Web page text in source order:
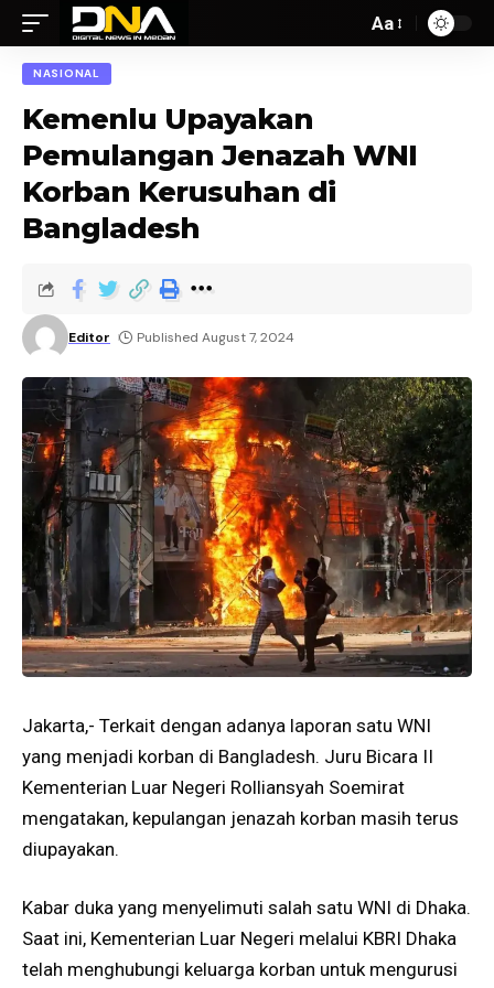
Aa
NASIONAL
Kemenlu Upayakan
Pemulangan Jenazah WNI
Korban Kerusuhan di
Bangladesh
Editor Published August 7, 2024
Jakarta,- Terkait dengan adanya laporan satu WNI
yang menjadi korban di Bangladesh. Juru Bicara II
Kementerian Luar Negeri Rolliansyah Soemirat
mengatakan, kepulangan jenazah korban masih terus
diupayakan.
Kabar duka yang menyelimuti salah satu WNI di Dhaka.
Saat ini, Kementerian Luar Negeri melalui KBRI Dhaka
telah menghubungi keluarga korban untuk mengurusi